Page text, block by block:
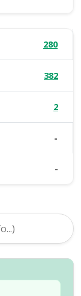
280
382
2
-
-